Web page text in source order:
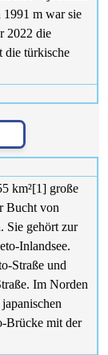
m war sie
2022 die
die türkische
km²[1] große
Bucht von
Sie gehört zur
Inlandsee.
Straße und
Im Norden
Brücke mit der